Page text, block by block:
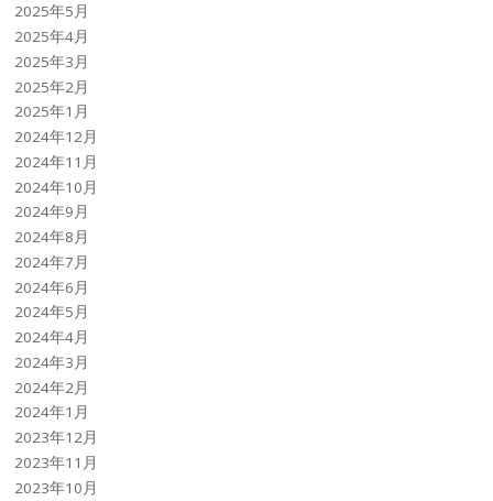
2025年5月
2025年4月
2025年3月
2025年2月
2025年1月
2024年12月
2024年11月
2024年10月
2024年9月
2024年8月
2024年7月
2024年6月
2024年5月
2024年4月
2024年3月
2024年2月
2024年1月
2023年12月
2023年11月
2023年10月